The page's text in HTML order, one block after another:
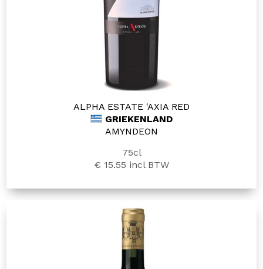
ALPHA ESTATE 'AXIA RED
GRIEKENLAND
AMYNDEON
75cl
€ 15.55 incl BTW